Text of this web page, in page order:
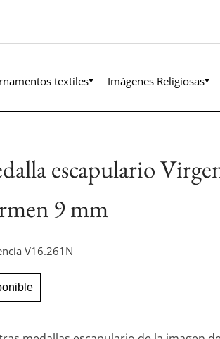
textiles Imágenes Religiosas
escapulario
9 mm
V16.261N